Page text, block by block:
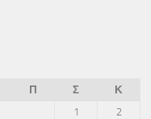
Π Σ
Κ
1
2